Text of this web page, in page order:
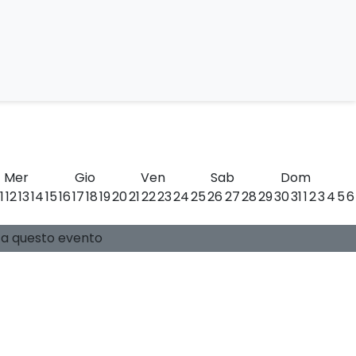
Mer Gio Ven Sab
Dom
1213141516171819202122232425262728293031123456
questo evento